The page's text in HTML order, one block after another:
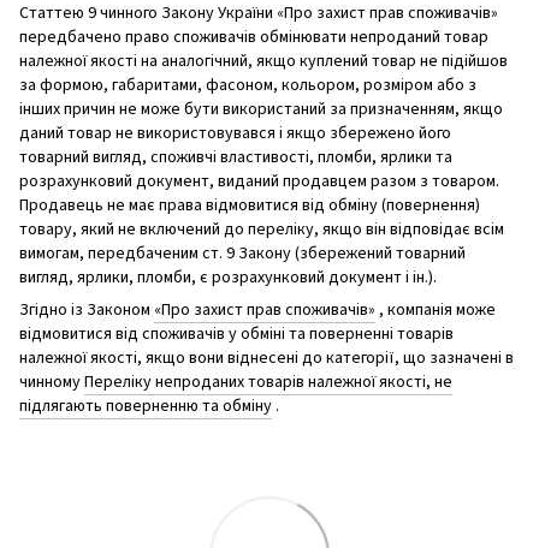
Статтею 9 чинного Закону України «Про захист прав споживачів»
передбачено право споживачів обмінювати непроданий товар
належної якості на аналогічний, якщо куплений товар не підійшов
за формою, габаритами, фасоном, кольором, розміром або з
інших причин не може бути використаний за призначенням, якщо
даний товар не використовувався і якщо збережено його
товарний вигляд, споживчі властивості, пломби, ярлики та
розрахунковий документ, виданий продавцем разом з товаром.
Продавець не має права відмовитися від обміну (повернення)
товару, який не включений до переліку, якщо він відповідає всім
вимогам, передбаченим ст. 9 Закону (збережений товарний
вигляд, ярлики, пломби, є розрахунковий документ і ін.).
Згідно із Законом «Про захист прав споживачів» , компанія може
відмовитися від споживачів у обміні та поверненні товарів
належної якості, якщо вони віднесені до категорії, що зазначені в
чинномуПереліку непроданих товарів належної якості, не
підлягають поверненню та обміну .